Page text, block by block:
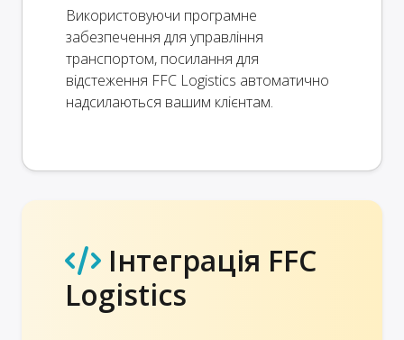
Використовуючи програмне
забезпечення для управління
транспортом, посилання для
відстеження FFC Logistics автоматично
надсилаються вашим клієнтам.
Інтеграція FFC
Logistics